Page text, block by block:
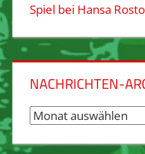
Spiel bei Hansa
NACHRICHTEN-
Nachrichten-